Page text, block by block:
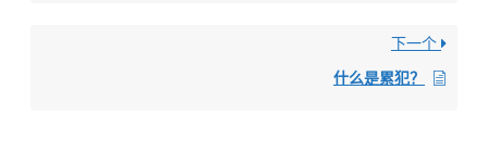
下一个
什么是累犯？